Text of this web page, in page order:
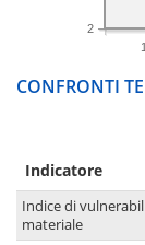
2
CONFRONTI
Indicatore
Indice di
materiale